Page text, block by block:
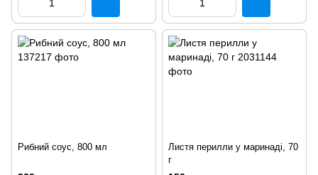
Рибний соус, 800 мл
Листя перилли у маринаді, 70
г